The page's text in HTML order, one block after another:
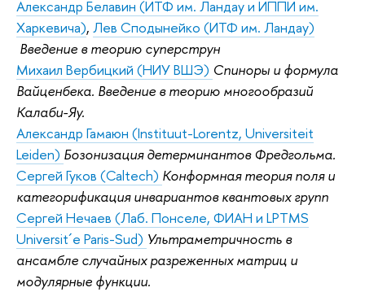
Александр Белавин (ИТФ им. Ландау и ИППИ им.
Харкевича), Лев Сподынейко (ИТФ им. Ландау)
Введение в теорию суперструн
Михаил Вербицкий (НИУ ВШЭ) Спиноры и формула
Вайценбека. Введение в теорию многообразий
Калаби-Яу.
Александр Гамаюн (Instituut-Lorentz, Universiteit
Leiden) Бозонизация детерминантов Фредгольма.
Сергей Гуков (Caltech) Конформная теория поля и
категорификация инвариантов квантовых групп
Сергей Нечаев (Лаб. Понселе, ФИАН и LPTMS
Universit´e Paris-Sud) Ультраметричность в
ансамбле случайных разреженных матриц и
модулярные функции.